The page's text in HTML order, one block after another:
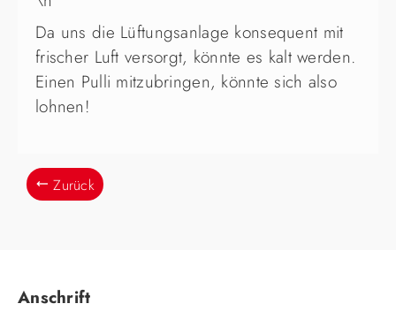
Da uns die Lüftungsanlage konsequent mit
frischer Luft versorgt, könnte es kalt werden.
Einen Pulli mitzubringen, könnte sich also
lohnen!
Zurück
Anschrift